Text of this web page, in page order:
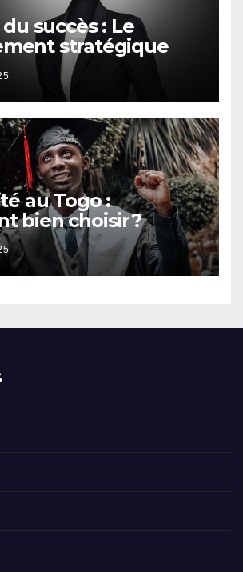
succès : Le
stratégique
d’entreprise
au Togo :
bien choisir ?